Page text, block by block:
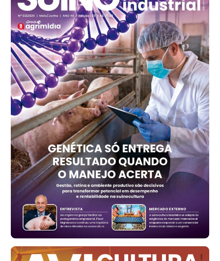
Ovo Branco - Regional
Recife (PE)
R$ 147,74
cx
Ovo Vermelho - Regional
Recife (PE)
R$ 157,72
cx